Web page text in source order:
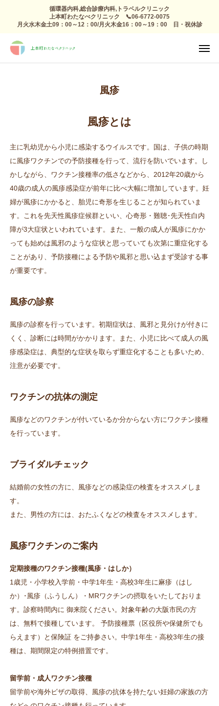
循環器内科,総合診療内科,トラベルクリニック
上本町わたなべクリニック 📞06-6772-0075
月火水木金土09：00～12：00/月火木金16：00～19：00 日・祝休診
風疹
風疹とは
主に乳幼児から小児に感染するウイルスです。国は、子供の時期
に風疹ワクチンでの予防接種を行って、流行を防いでいます。し
かしながら、ワクチン接種率の低さなどから、2012年20歳から
40歳の成人の風疹感染症が前年に比べ大幅に増加しています。妊
婦が風疹にかかると、胎児に奇形を生じることが知られていま
す。これを先天性風疹症候群といい、心奇形・難聴･先天性白内
障が3大症状といわれています。また、一般の成人が風疹にかか
っても始めは風邪のような症状と思っていても次第に重症化する
ことがあり、予防接種による予防や風邪と思い込まず受診する事
が重要です。
風疹の診察
風疹の診察を行っています。初期症状は、風邪と見分けが付きに
くく、診断には時間がかかります。また、小児に比べて成人の風
疹感染症は、典型的な症状を取らず重症化することも多いため、
注意が必要です。
ワクチンの抗体の測定
風疹などのワクチンが付いているか分からない方にワクチン接種
を行っています。
ブライダルチェック
結婚前の女性の方に、風疹などの感染症の検査をオススメしま
す。
また、男性の方には、おたふくなどの検査をオススメします。
風疹ワクチンのご案内
定期接種のワクチン接種(風疹・はしか）
1歳児・小学校入学前・中学1年生・高校3年生に麻疹（はし
か）･風疹（ふうしん）・MRワクチンの摂取をいたしておりま
す。診察時間内に 御来院ください。対象年齢の大阪市民の方
は、無料で接種しています。 予防接種票（区役所や保健所でも
らえます）と保険証 をご持参さい。中学1年生・高校3年生の接
種は、期間限定の特例措置です。
留学前・成人ワクチン接種
留学前や海外ビザの取得、風疹の抗体を持たない妊婦の家族の方
アクセス  感染症外来
予防接種 トラベルクリニック
高血圧 生活習慣病
心療内科
整形外科 リハビリ